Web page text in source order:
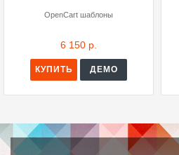
OpenCart шаблоны
6 150 р.
КУПИТЬ ДЕМО